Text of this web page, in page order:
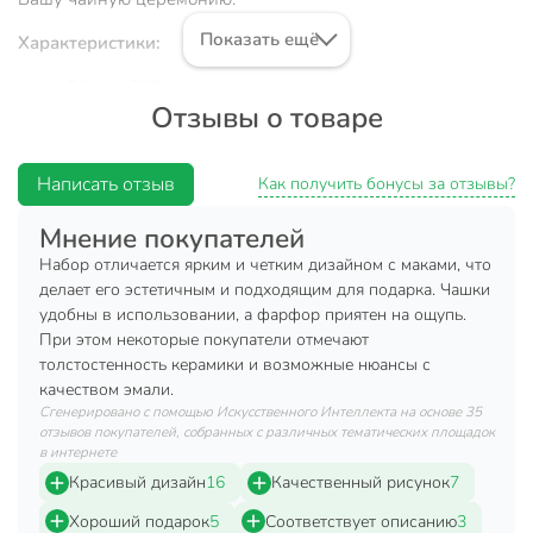
Характеристики:
Подходит для СВЧ.
Цвет: белый, красный.
Материал: керамика.
Отдельное приобретение комплектующих не
представляется возможным.
Преимущества:
Модель изготовлена из качественного материала,
который никак не повлияет на вкусовые качества
напитка.
Чайная пара отличается прочностью, гигиеничностью
и долгим сроком службы
Купить готовый набор — выгоднее и гораздо удобнее, чем
собирать его из отдельных предметов. Поскольку красивая
Показать ещё
Отзывы о товаре
Написать отзыв Как получить бонусы за отзывы?
Мнение покупателей
Набор отличается ярким и четким дизайном с маками, что
делает его эстетичным и подходящим для подарка. Чашки
удобны в использовании, а фарфор приятен на ощупь.
При этом некоторые покупатели отмечают
толстостенность керамики и возможные нюансы с
качеством эмали.
Сгенерировано с помощью Искусственного Интеллекта на основе 35
отзывов покупателей, собранных с различных тематических площадок
в интернете
Красивый дизайн16 Качественный рисунок7
Хороший подарок5 Соответствует описанию3